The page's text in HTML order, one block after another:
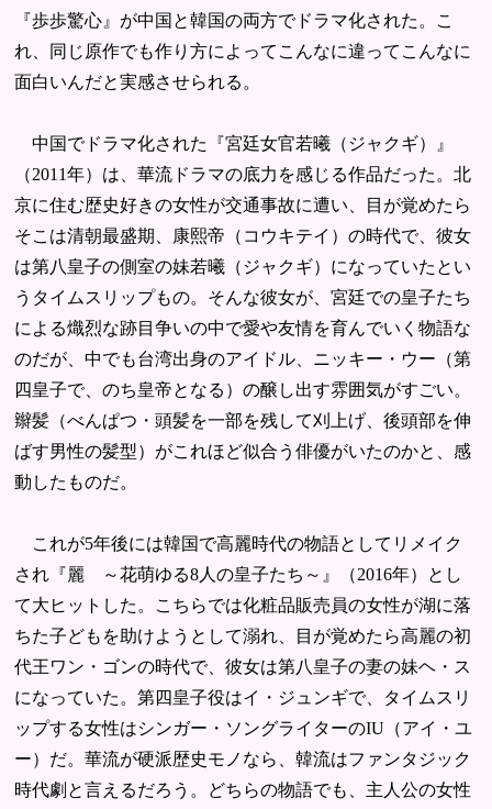
『歩歩驚心』が中国と韓国の両方でドラマ化された。こ
れ、同じ原作でも作り方によってこんなに違ってこんなに
面白いんだと実感させられる。
中国でドラマ化された『宮廷女官若曦（ジャクギ）』
（2011年）は、華流ドラマの底力を感じる作品だった。北
京に住む歴史好きの女性が交通事故に遭い、目が覚めたら
そこは清朝最盛期、康熙帝（コウキテイ）の時代で、彼女
は第八皇子の側室の妹若曦（ジャクギ）になっていたとい
うタイムスリップもの。そんな彼女が、宮廷での皇子たち
による熾烈な跡目争いの中で愛や友情を育んでいく物語な
のだが、中でも台湾出身のアイドル、ニッキー・ウー（第
四皇子で、のち皇帝となる）の醸し出す雰囲気がすごい。
辮髪（べんぱつ・頭髪を一部を残して刈上げ、後頭部を伸
ばす男性の髪型）がこれほど似合う俳優がいたのかと、感
動したものだ。
これが5年後には韓国で高麗時代の物語としてリメイク
され『麗 ～花萌ゆる8人の皇子たち～』（2016年）とし
て大ヒットした。こちらでは化粧品販売員の女性が湖に落
ちた子どもを助けようとして溺れ、目が覚めたら高麗の初
代王ワン・ゴンの時代で、彼女は第八皇子の妻の妹ヘ・ス
になっていた。第四皇子役はイ・ジュンギで、タイムスリ
ップする女性はシンガー・ソングライターのIU（アイ・ユ
ー）だ。華流が硬派歴史モノなら、韓流はファンタジック
時代劇と言えるだろう。どちらの物語でも、主人公の女性